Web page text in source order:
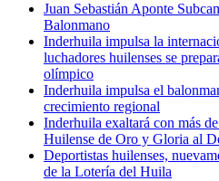
Juan Sebastián Aponte
Balonmano
Inderhuila impulsa la
luchadores huilenses se
olímpico
Inderhuila impulsa el
crecimiento regional
Inderhuila exaltará con más
Huilense de Oro y Gloria al
Deportistas huilenses,
de la Lotería del Huila